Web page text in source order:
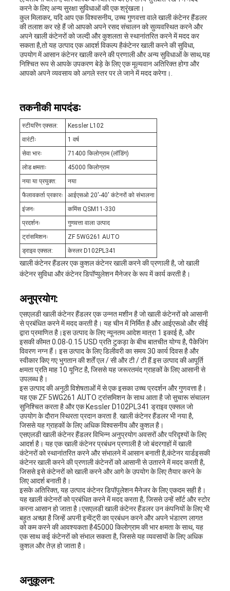
करने के लिए अन्य सुरक्षा सुविधाओं की एक श्रृंखला।
कुल मिलाकर, यदि आप एक विश्वसनीय, उच्च गुणवत्ता वाले खाली कंटेनर हैंडलर
की तलाश कर रहे हैं जो आपको अपने रसद संचालन को सुव्यवस्थित करने और
अपने खाली कंटेनरों को जल्दी और कुशलता से स्थानांतरित करने में मदद कर
सकता है,तो यह उत्पाद एक आदर्श विकल्प हैकंटेनर खाली करने की सुविधा,
उपयोग में आसान कंटेनर खाली करने की प्रणाली और अन्य सुविधाओं के साथ,यह
निश्चित रूप से आपके उपकरण बेड़े के लिए एक मूल्यवान अतिरिक्त होगा और
आपको अपने व्यवसाय को अगले स्तर पर ले जाने में मदद करेगा।.
तकनीकी मापदंडः
स्टीयरिंग एक्सल:
Kessler L102
वारंटीः
1 वर्ष
सेवा भारः
71400 किलोग्राम (लॉडिंग)
लोड क्षमताः
45000 किलोग्राम
नया या प्रयुक्त:
नया
फैलावकर्ता प्रकारः
आईएसओ 20'-40' कंटेनरों को संभालना
इंजनः
कमिंस QSM11-330
प्रदर्शनः
गुणवत्ता वाला उत्पाद
ट्रांसमिशनः
ZF 5WG261 AUTO
ड्राइव एक्सल:
केस्लर D102PL341
खाली कंटेनर हैंडलर एक कुशल कंटेनर खाली करने की प्रणाली है, जो खाली
कंटेनर सुविधा और कंटेनर डिपॉप्युलेशन मैनेजर के रूप में कार्य करती है।
अनुप्रयोग:
एसएलडी खाली कंटेनर हैंडलर एक उन्नत मशीन है जो खाली कंटेनरों को आसानी
से प्रबंधित करने में मदद करती है। यह चीन में निर्मित है और आईएसओ और सीई
द्वारा प्रमाणित है।इस उत्पाद के लिए न्यूनतम आदेश मात्रा 1 इकाई है, और
इसकी कीमत 0.08-0.15 USD प्रति टुकड़ा के बीच बातचीत योग्य है, पैकेजिंग
विवरण नग्न हैं। इस उत्पाद के लिए डिलीवरी का समय 30 कार्य दिवस है और
स्वीकार किए गए भुगतान की शर्तें एल / सी और टी / टी हैं.इस उत्पाद की आपूर्ति
क्षमता प्रति माह 10 यूनिट है, जिससे यह जरूरतमंद ग्राहकों के लिए आसानी से
उपलब्ध है।
इस उत्पाद की अनूठी विशेषताओं में से एक इसका उच्च प्रदर्शन और गुणवत्ता है।
यह एक ZF 5WG261 AUTO ट्रांसमिशन के साथ आता है जो सुचारू संचालन
सुनिश्चित करता है और एक Kessler D102PL341 ड्राइव एक्सल जो
उपयोग के दौरान स्थिरता प्रदान करता है. खाली कंटेनर हैंडलर भी नया है,
जिससे यह ग्राहकों के लिए अधिक विश्वसनीय और कुशल है।
एसएलडी खाली कंटेनर हैंडलर विभिन्न अनुप्रयोग अवसरों और परिदृश्यों के लिए
आदर्श है। यह एक खाली कंटेनर प्रबंधन प्रणाली है जो बंदरगाहों में खाली
कंटेनरों को स्थानांतरित करने और संभालने में आसान बनाती है,कंटेनर यार्डइसकी
कंटेनर खाली करने की प्रणाली कंटेनरों को आसानी से उतारने में मदद करती है,
जिससे इसे कंटेनरों को खाली करने और आगे के उपयोग के लिए तैयार करने के
लिए आदर्श बनाती है।
इसके अतिरिक्त, यह उत्पाद कंटेनर डिपॉपुलेशन मैनेजर के लिए एकदम सही है।
यह खाली कंटेनरों को प्रबंधित करने में मदद करता है, जिससे उन्हें सॉर्ट और स्टोर
करना आसान हो जाता है।एसएलडी खाली कंटेनर हैंडलर उन कंपनियों के लिए भी
बहुत अच्छा है जिन्हें अपनी इन्वेंट्री का प्रबंधन करने और अपने भंडारण लागत
को कम करने की आवश्यकता है45000 किलोग्राम की भार क्षमता के साथ, यह
एक साथ कई कंटेनरों को संभाल सकता है, जिससे यह व्यवसायों के लिए अधिक
कुशल और तेज़ हो जाता है।
अनुकूलन: